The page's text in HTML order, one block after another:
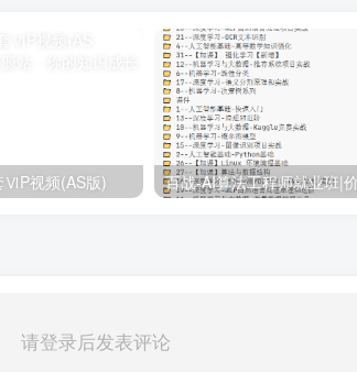
ⅥP视频(AS版)
请登录后发表评论